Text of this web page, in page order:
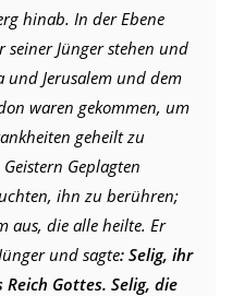
hinab. In der Ebene
Jünger stehen und
und Jerusalem und dem
waren gekommen, um
geheilt zu
Geplagten
ihn zu berühren;
aus, die alle heilte. Er
und sagte: Selig, ihr
Gottes. Selig, die